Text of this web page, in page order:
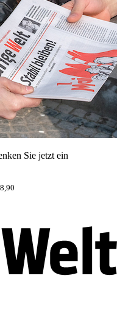
Sie jetzt ein